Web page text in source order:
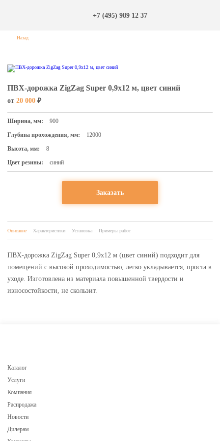
+7 (495) 989 12 37
Назад
ПВХ-дорожка ZigZag Super 0,9х12 м, цвет синий
от 20 000 ₽
Ширина, мм:
900
Глубина прохождения, мм:
12000
Высота, мм:
8
Цвет резины:
синий
Заказать
Описание Характеристики Установка Примеры работ
ПВХ-дорожка ZigZag Super 0,9х12 м (цвет синий) подходит для
помещений с высокой проходимостью, легко укладывается, проста в
уходе. Изготовлена из материала повышенной твердости и
износостойкости, не скользит.
Каталог
Услуги
Компания
Распродажа
Новости
Дилерам